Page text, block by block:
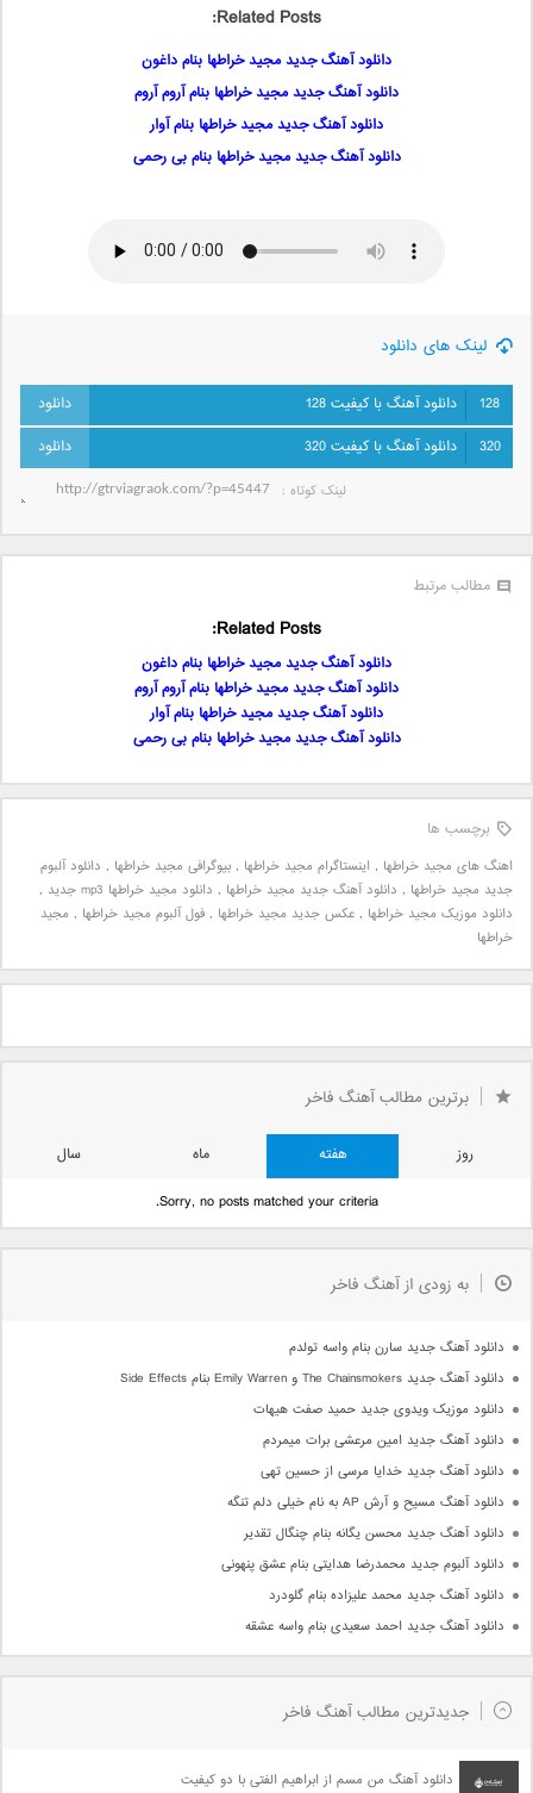
Related Posts:
دانلود آهنگ جدید مجید خراطها بنام داغون
دانلود آهنگ جدید مجید خراطها بنام آروم آروم
دانلود آهنگ جدید مجید خراطها بنام آوار
دانلود آهنگ جدید مجید خراطها بنام بی رحمی
لینک های دانلود
128
دانلود آهنگ با کیفیت 128
320
دانلود آهنگ با کیفیت 320
لینک کوتاه‌ :
مطالب مرتبط
Related Posts:
دانلود آهنگ جدید مجید خراطها بنام داغون
دانلود آهنگ جدید مجید خراطها بنام آروم آروم
دانلود آهنگ جدید مجید خراطها بنام آوار
دانلود آهنگ جدید مجید خراطها بنام بی رحمی
برچسب ها
اهنگ های مجید خراطها , اینستاگرام مجید خراطها , بیوگرافی مجید خراطها , دانلود آلبوم
جدید مجید خراطها , دانلود آهنگ جدید مجید خراطها , دانلود مجید خراطها mp3 جدید
,
دانلود موزیک مجید خراطها , عکس جدید مجید خراطها , فول آلبوم مجید خراطها , مجید
خراطها
برترین مطالب آهنگ فاخر
روز هفته ماه
سال
Sorry, no posts matched your criteria.
به زودی از آهنگ فاخر
دانلود آهنگ جدید سارن بنام واسه تولدم
دانلود آهنگ جدید The Chainsmokers و Emily Warren بنام Side Effects
دانلود موزیک ویدوی جدید حمید صفت هیهات
دانلود آهنگ جدید امین مرعشی برات میمردم
دانلود آهنگ جدید خدایا مرسی از حسین تهی
دانلود آهنگ مسیح و آرش AP به نام خیلی دلم تنگه
دانلود آهنگ جدید محسن یگانه بنام چنگال تقدیر
دانلود آلبوم جدید محمدرضا هدایتی بنام عشق پنهونی
دانلود آهنگ جدید محمد علیزاده بنام گلودرد
دانلود آهنگ جدید احمد سعیدی بنام واسه عشقه
جدیدترین مطالب آهنگ فاخر
دانلود آهنگ من مسم از ابراهیم الفتی با دو کیفیت